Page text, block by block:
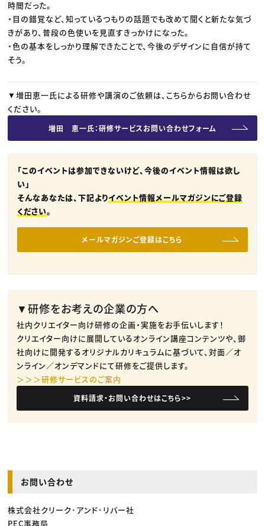
時間だった。
・目の錯覚など、知っているつもりの話題でも改めて聞くと新たな気づ
きがあり、普段の色使いを見直すきっかけになった。
・色の基本をしっかり理解できたことで、今後のデザインに自信が持て
そう。
▼増田恵一氏による研修や講演のご依頼は、こちらからお問い合わせ
ください。
増田 恵一氏：研修サービスお問い合わせフォーム
「このイベントは参加できないけど、今後のイベント情報は欲し
い」
そんなあなたは、下記よりイベント情報メールマガジンにご登録
ください。
メールマガジンご登録はこちら
▼研修をお考えの企業の方へ
社内クリエイター向け研修の企画・実施をお手伝いします！
クリエイター向けに展開しているオンライン講座コンテンツや、御
社向けに開発するオリジナルカリキュラムに基づいて、対面／オ
ンライン／オンデマンドにて研修をご提供します。
＞＞＞研修サービスのご案内
資料請求・お問い合わせはこちら>>
お問い合わせ
株式会社クリーク･アンド･リバー社
PEC事務局